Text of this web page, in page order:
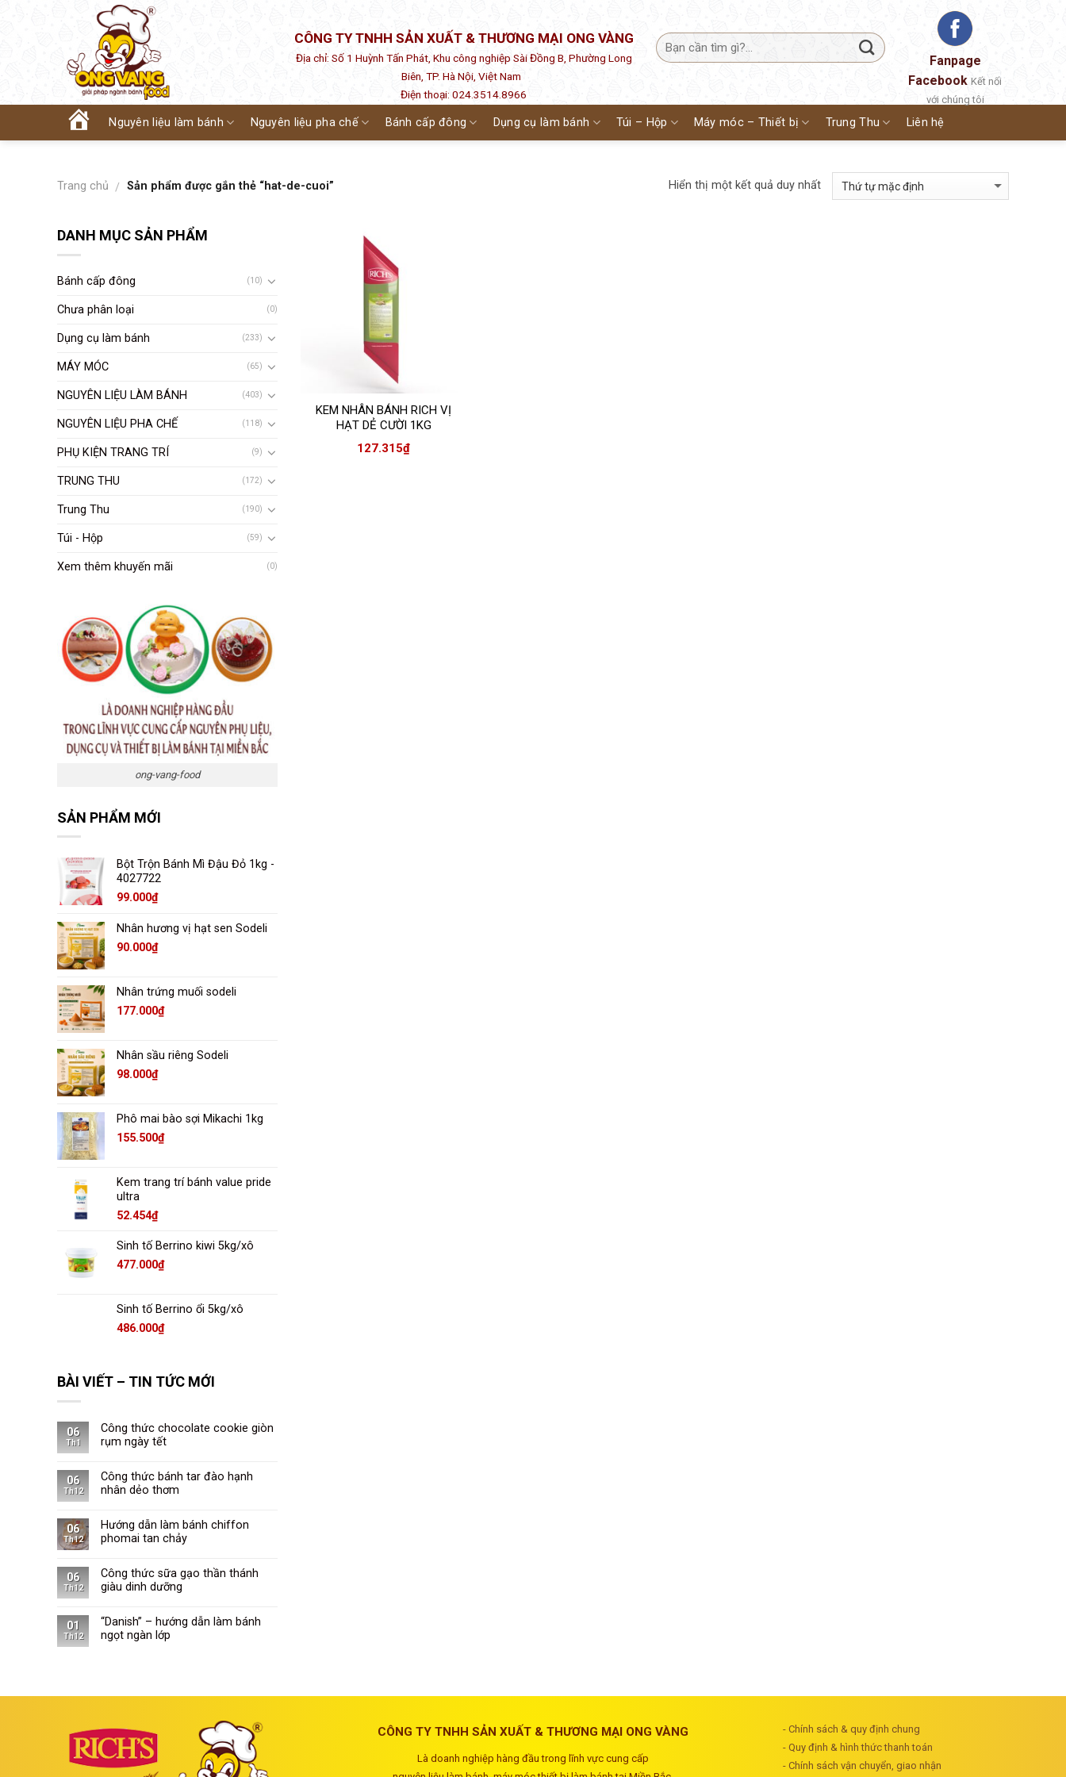
CÔNG TY TNHH SẢN XUẤT & THƯƠNG MẠI ONG VÀNG
Địa chỉ: Số 1 Huỳnh Tấn Phát, Khu công nghiệp Sài Đồng B, Phường Long
Biên, TP. Hà Nội, Việt Nam
Điện thoại: 024.3514.8966
Fanpage
Facebook Kết nối
với chúng tôi
Trang
Nguyên liệu làm bánh Nguyên liệu pha chế Bánh cấp đông Dụng cụ làm bánh Túi – Hộp Máy móc – Thiết bị Trung Thu Liên hệ
Trang chủ / Sản phẩm được gắn thẻ “hat-de-cuoi” Hiển thị một kết quả duy nhất
DANH MỤC SẢN PHẨM
Bánh cấp đông (10)
Chưa phân loại (0)
Dụng cụ làm bánh (233)
MÁY MÓC (65)
NGUYÊN LIỆU LÀM BÁNH (403)
NGUYÊN LIỆU PHA CHẾ (118)
PHỤ KIỆN TRANG TRÍ (9)
TRUNG THU (172)
Trung Thu (190)
Túi - Hộp (59)
Xem thêm khuyến mãi (0)
ong-vang-food
SẢN PHẨM MỚI
Bột Trộn Bánh Mì Đậu Đỏ 1kg -
4027722
99.000₫
Nhân hương vị hạt sen Sodeli
90.000₫
Nhân trứng muối sodeli
177.000₫
Nhân sầu riêng Sodeli
98.000₫
Phô mai bào sợi Mikachi 1kg
155.500₫
Kem trang trí bánh value pride
ultra
52.454₫
Sinh tố Berrino kiwi 5kg/xô
477.000₫
Sinh tố Berrino ổi 5kg/xô
486.000₫
BÀI VIẾT – TIN TỨC MỚI
06
Th1
Công thức chocolate cookie giòn
rụm ngày tết
06
Th12
Công thức bánh tar đào hạnh
nhân dẻo thơm
06
Th12
Hướng dẫn làm bánh chiffon
phomai tan chảy
06
Th12
Công thức sữa gạo thần thánh
giàu dinh dưỡng
01
Th12
“Danish” – hướng dẫn làm bánh
ngọt ngàn lớp
KEM NHÂN BÁNH RICH VỊ
HẠT DẺ CƯỜI 1KG
127.315₫
CÔNG TY TNHH SẢN XUẤT & THƯƠNG MẠI ONG VÀNG
Là doanh nghiệp hàng đầu trong lĩnh vực cung cấp
- Chính sách & quy định chung
- Quy định & hình thức thanh toán
- Chính sách vận chuyển, giao nhận